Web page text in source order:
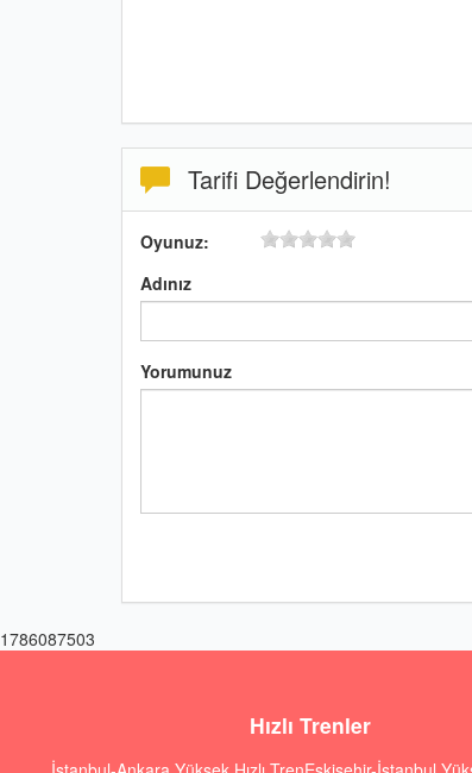
Tarifi Değerlendirin!
Oyunuz:
Adınız
Yorumunuz
1786087503
Hızlı Trenler